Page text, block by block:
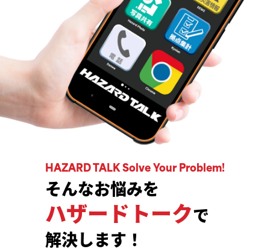
HAZARD TALK Solve Your Problem!
そんなお悩みを
ハザードトークで
解決します！